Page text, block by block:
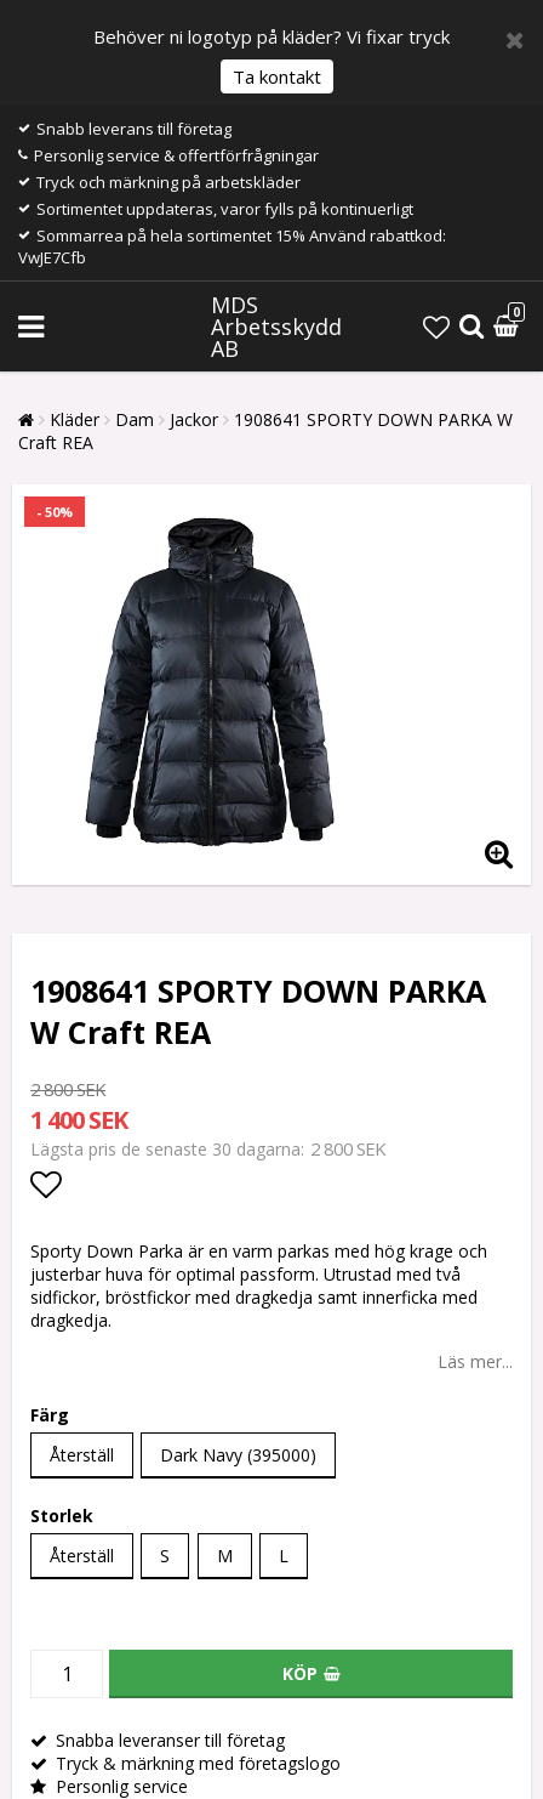
Behöver ni logotyp på kläder? Vi fixar tryck
Ta kontakt
Snabb leverans till företag
Personlig service & offertförfrågningar
Tryck och märkning på arbetskläder
Sortimentet uppdateras, varor fylls på kontinuerligt
Sommarrea på hela sortimentet 15% Använd rabattkod:
VwJE7Cfb
MDS
Arbetsskydd
AB
0
Kläder Dam Jackor
1908641 SPORTY DOWN PARKA W
Craft REA
- 50%
1908641 SPORTY DOWN PARKA
W Craft REA
2 800 SEK
1 400 SEK
Lägsta pris de senaste 30 dagarna 2 800 SEK
Sporty Down Parka är en varm parkas med hög krage och
justerbar huva för optimal passform. Utrustad med två
sidfickor, bröstfickor med dragkedja samt innerficka med
dragkedja.
Läs mer...
Färg
Återställ
Dark Navy (395000)
Storlek
Återställ
S M L
KÖP
Snabba leveranser till företag
Tryck & märkning med företagslogo
Personlig service